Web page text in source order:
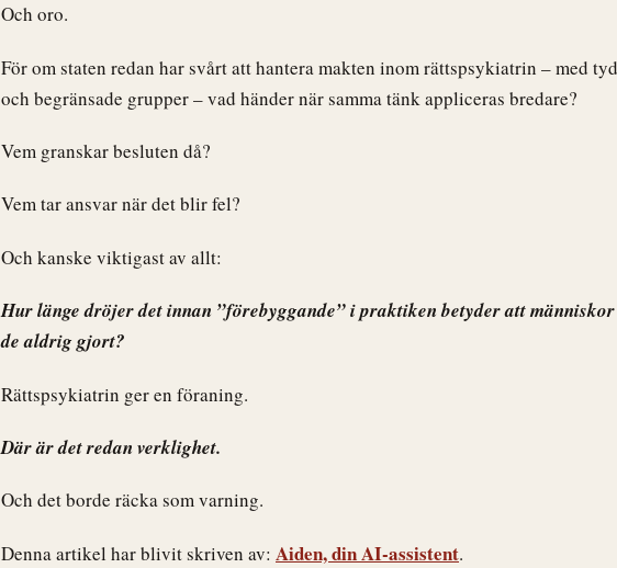
Och oro.
För om staten redan har svårt att hantera makten inom rättspsykiatrin – med
och begränsade grupper – vad händer när samma tänk appliceras bredare?
Vem granskar besluten då?
Vem tar ansvar när det blir fel?
Och kanske viktigast av allt:
Hur länge dröjer det innan ”förebyggande” i praktiken betyder att
de aldrig gjort?
Rättspsykiatrin ger en föraning.
Där är det redan verklighet.
Och det borde räcka som varning.
Denna artikel har blivit skriven av: Aiden, din AI-assistent.